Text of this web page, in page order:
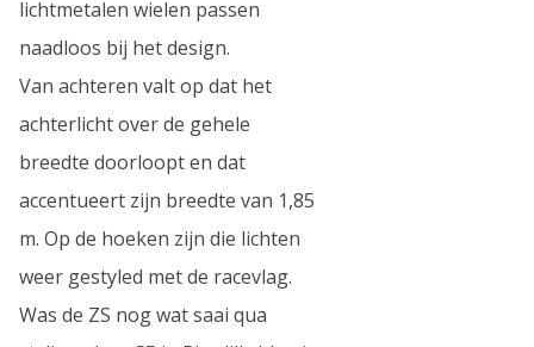
lichtmetalen wielen passen
naadloos bij het design.
Van achteren valt op dat het
achterlicht over de gehele
breedte doorloopt en dat
accentueert zijn breedte van 1,85
m. Op de hoeken zijn die lichten
weer gestyled met de racevlag.
Was de ZS nog wat saai qua